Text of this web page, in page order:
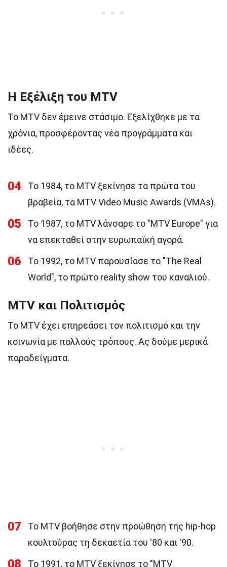
Η Εξέλιξη του MTV
Το MTV δεν έμεινε στάσιμο. Εξελίχθηκε με τα
χρόνια, προσφέροντας νέα προγράμματα και
ιδέες.
04
Το 1984, το MTV ξεκίνησε τα πρώτα του
βραβεία, τα MTV Video Music Awards (VMAs).
05
Το 1987, το MTV λάνσαρε το "MTV Europe" για
να επεκταθεί στην ευρωπαϊκή αγορά.
06
Το 1992, το MTV παρουσίασε το "The Real
World", το πρώτο reality show του καναλιού.
MTV και Πολιτισμός
Το MTV έχει επηρεάσει τον πολιτισμό και την
κοινωνία με πολλούς τρόπους. Ας δούμε μερικά
παραδείγματα.
07
Το MTV βοήθησε στην προώθηση της hip-hop
κουλτούρας τη δεκαετία του '80 και '90.
08
Το 1991, το MTV ξεκίνησε το "MTV